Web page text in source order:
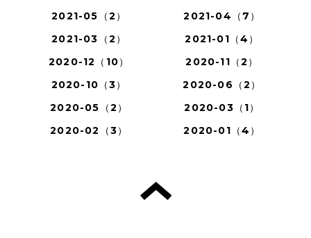
2021-05（2）
2021-04（7）
2021-03（2）
2021-01（4）
2020-12（10）
2020-11（2）
2020-10（3）
2020-06（2）
2020-05（2）
2020-03（1）
2020-02（3）
2020-01（4）